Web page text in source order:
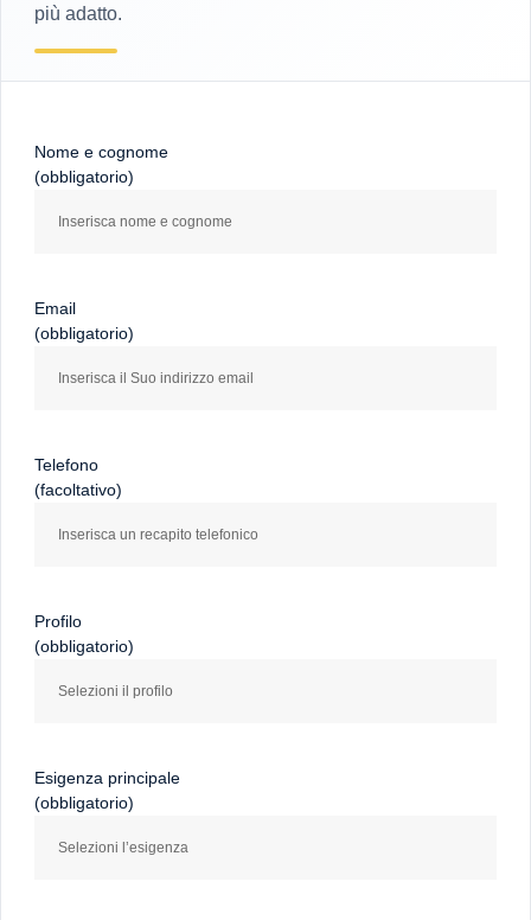
più adatto.
Nome e cognome
(obbligatorio)
Email
(obbligatorio)
Telefono
(facoltativo)
Profilo
(obbligatorio)
Esigenza principale
(obbligatorio)